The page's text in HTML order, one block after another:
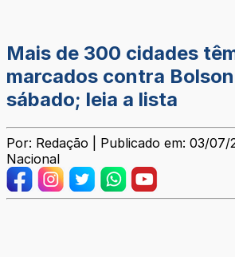
Mais de 300 cidades
marcados contra
sábado; leia a lista
Por: Redação | Publicado em: 03/07/
Nacional